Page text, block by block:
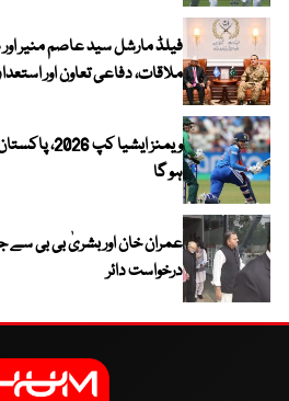
فیلڈ مارشل سید عاصم منیر
ملاقات، دفاعی تعاون اور
ویمنز ایشیا
ہو گا
عمران خان اور بشریٰ بی بی
درخواست دائر